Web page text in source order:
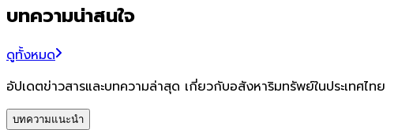
บทความน่าสนใจ
ดูทั้งหมด
อัปเดตข่าวสารและบทความล่าสุด เกี่ยวกับอสังหาริมทรัพย์ในประเทศไทย
บทความแนะนำ